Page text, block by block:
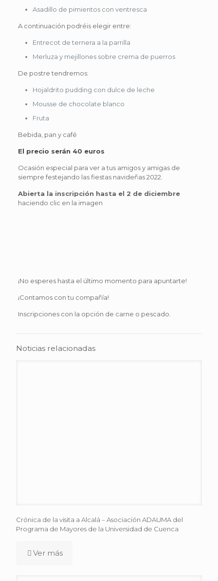
Asadillo de pimientos con ventresca
A continuación podréis elegir entre:
Entrecot de ternera a la parrilla
Merluza y mejillones sobre crema de puerros
De postre tendremos:
Hojaldrito pudding con dulce de leche
Mousse de chocolate blanco
Fruta
Bebida, pan y café
El precio serán 40 euros
Ocasión especial para ver a tus amigos y amigas de
siempre festejando las fiestas navideñas 2022.
Abierta la inscripción hasta el 2 de diciembre
haciendo clic en la imagen
¡No esperes hasta el último momento para apuntarte!
¡Contamos con tu compañía!
Inscripciones con la opción de carne o pescado.
Noticias relacionadas
Crónica de la visita a Alcalá – Asociación ADAUMA del
Programa de Mayores de la Universidad de Cuenca
Ver más